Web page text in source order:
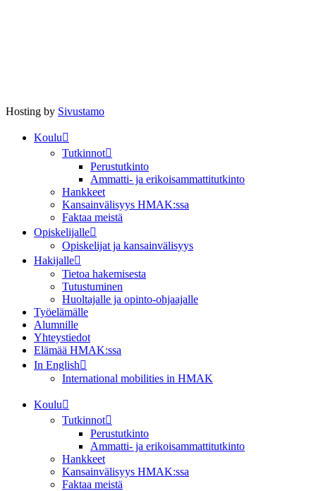
Hosting by Sivustamo
Koulu
Tutkinnot
Perustutkinto
Ammatti- ja erikoisammattitutkinto
Hankkeet
Kansainvälisyys HMAK:ssa
Faktaa meistä
Opiskelijalle
Opiskelijat ja kansainvälisyys
Hakijalle
Tietoa hakemisesta
Tutustuminen
Huoltajalle ja opinto-ohjaajalle
Työelämälle
Alumnille
Yhteystiedot
Elämää HMAK:ssa
In English
International mobilities in HMAK
Koulu
Tutkinnot
Perustutkinto
Ammatti- ja erikoisammattitutkinto
Hankkeet
Kansainvälisyys HMAK:ssa
Faktaa meistä